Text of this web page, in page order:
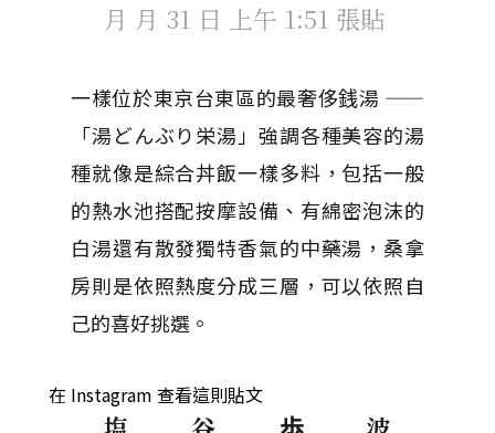
月 月 31 日 上午 1:51 張貼
一樣位於東京台東區的最奢侈銭湯 ——
「湯どんぶり栄湯」強調各種美容的湯
種就像是綜合丼飯一樣多料，包括一般
的熱水池搭配按摩設備、有綿密泡沫的
白湯還有散發獨特香氣的中藥湯，桑拿
房則是依照熱度分成三層，可以依照自
己的喜好挑選。
在 Instagram 查看這則貼文